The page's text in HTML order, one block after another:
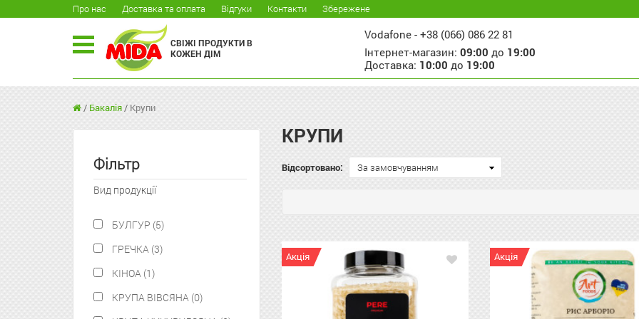
Про нас Доставка та оплата Відгуки Контакти Збережене
СВІЖІ ПРОДУКТИ В
КОЖЕН ДІМ
Vodafone - +38 (066) 086 22 81
Інтернет-магазин: 09:00 до 19:00
Доставка: 10:00 до 19:00
/ Бакалія/ Крупи
Фільтр
Вид продукції
БУЛГУР (5)
ГРЕЧКА (3)
КІНОА (1)
КРУПА ВІВСЯНА (0)
КРУПИ
Відсортовано: За замовчуванням
Акція Акція